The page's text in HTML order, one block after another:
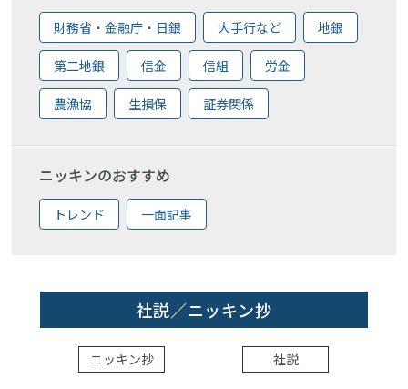
財務省・金融庁・日銀 大手行など 地銀
第二地銀 信金 信組 労金
農漁協 生損保 証券関係
ニッキンのおすすめ
トレンド 一面記事
社説／ニッキン抄
ニッキン抄 社説